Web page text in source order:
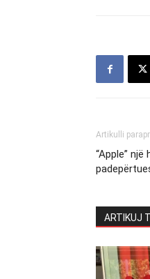
Artikulli
“Apple”
ARTIKUJ